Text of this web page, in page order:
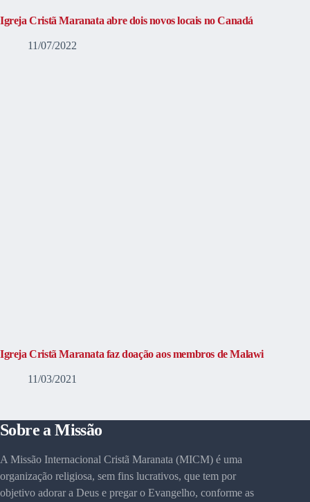
Igreja Cristã Maranata abre dois novos locais no Canadá
11/07/2022
Igreja Cristã Maranata faz doação aos membros de Malawi
11/03/2021
Sobre a Missão
A Missão Internacional Cristã Maranata (MICM) é uma
organização religiosa, sem fins lucrativos, que tem por
objetivo adorar a Deus e pregar o Evangelho, conforme as